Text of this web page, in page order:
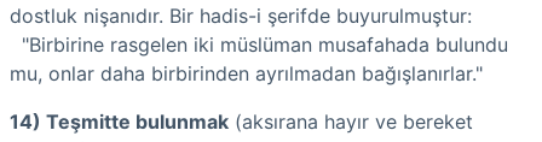
dostluk nişanıdır. Bir hadis-i şerifde buyurulmuştur:
"Birbirine rasgelen iki müslüman musafahada bulundu
mu, onlar daha birbirinden ayrılmadan bağışlanırlar."
14) Teşmitte bulunmak (aksırana hayır ve bereket